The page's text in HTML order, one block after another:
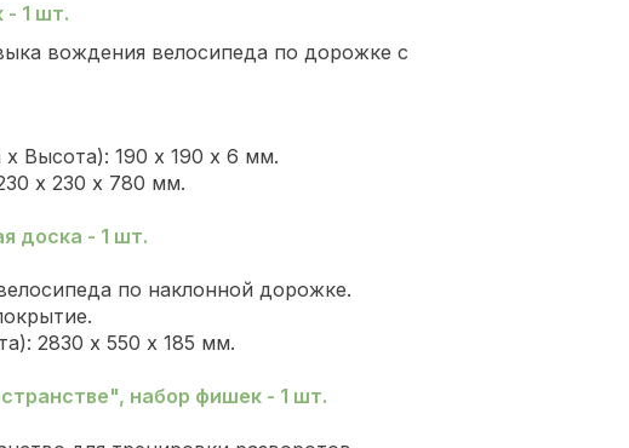
- 1 шт.
вождения велосипеда по дорожке с
Высота): 190 х 190 х 6 мм.
х 230 х 780 мм.
доска - 1 шт.
по наклонной дорожке.
2830 х 550 х 185 мм.
набор фишек - 1 шт.